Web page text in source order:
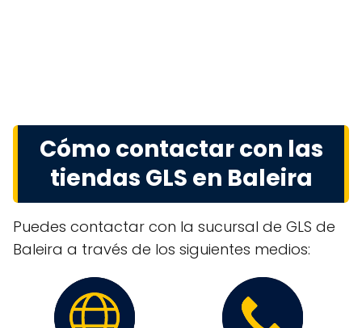
Cómo contactar con las
tiendas GLS en Baleira
Puedes contactar con la sucursal de GLS de
Baleira a través de los siguientes medios: